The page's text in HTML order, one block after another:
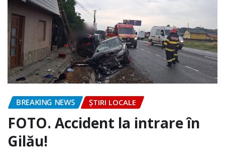
BREAKING NEWS ȘTIRI LOCALE
FOTO. Accident la intrare în
Gilău!